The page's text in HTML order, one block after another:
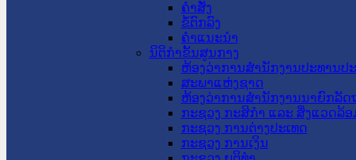
ຄໍາສັ່ງ
ຂໍ້ຕົກລົງ
ຄໍາແນະນໍາ
ນິຕິກໍາຂັ້ນສູນກາງ
ຫ້ອງວ່າການສໍານັກງານປະທານປ
ສະພາແຫ່ງຊາດ
ຫ້ອງວ່າການສຳນັກງານນາຍົກລັດ
ກະຊວງ ກະສິກຳ ແລະ ສິ່ງແວດລ້ອ
ກະຊວງ ການຕ່າງປະເທດ
ກະຊວງ ການເງິນ